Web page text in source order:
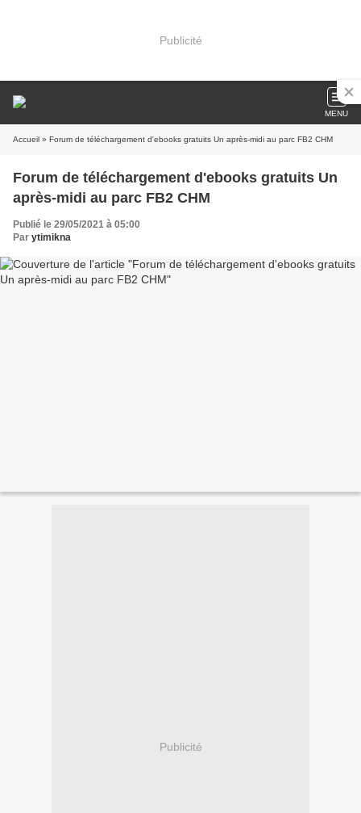
Publicité
MENU
Accueil » Forum de téléchargement d'ebooks gratuits Un après-midi au parc FB2 CHM
Forum de téléchargement d'ebooks gratuits Un
après-midi au parc FB2 CHM
Publié le 29/05/2021 à 05:00
Par ytimikna
Publicité